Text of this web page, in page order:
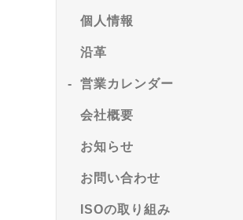
個人情報
沿革
営業カレンダー
会社概要
お知らせ
お問い合わせ
ISOの取り組み